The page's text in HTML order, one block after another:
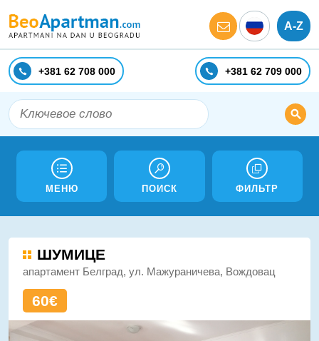
A-Z
+381 62 708 000 +381 62 709 000
МЕНЮ ПОИСК ФИЛЬТР
ШУМИЦЕ
апартамент Белград, ул. Мажураничева, Вождовац
60€